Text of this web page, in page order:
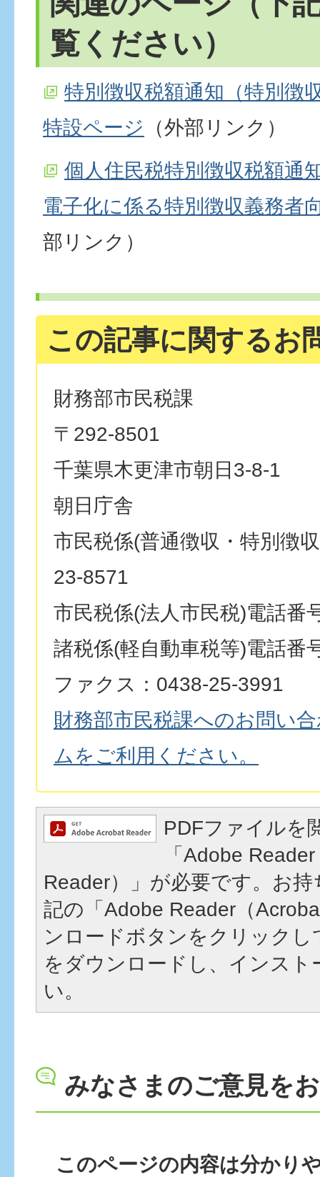
覧ください）
特別徴収税額通知（特別徴
特設ページ （外部リンク）
個人住民税特別徴収税額通
電子化に係る特別徴収義務者
部リンク）
この記事に関するお
財務部市民税課
〒292-8501
千葉県木更津市朝日3-8-1
朝日庁舎
市民税係(普通徴収・特別徴
23-8571
市民税係(法人市民税)電話番
諸税係(軽自動車税等)電話番
ファクス：0438-25-3991
財務部市民税課へのお問い
ムをご利用ください。
PDFファイルを
「Adobe
Reader）」が必要です。お
記の「Adobe Reader（
ンロードボタンをクリック
をダウンロードし、インスト
い。
みなさまのご意見を
このページの内容は分かり